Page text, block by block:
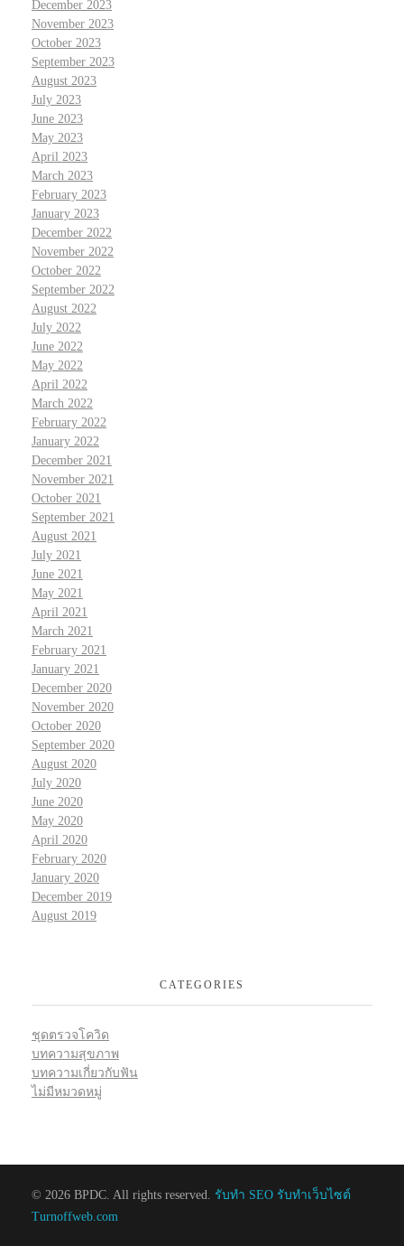
December 2023
November 2023
October 2023
September 2023
August 2023
July 2023
June 2023
May 2023
April 2023
March 2023
February 2023
January 2023
December 2022
November 2022
October 2022
September 2022
August 2022
July 2022
June 2022
May 2022
April 2022
March 2022
February 2022
January 2022
December 2021
November 2021
October 2021
September 2021
August 2021
July 2021
June 2021
May 2021
April 2021
March 2021
February 2021
January 2021
December 2020
November 2020
October 2020
September 2020
August 2020
July 2020
June 2020
May 2020
April 2020
February 2020
January 2020
December 2019
August 2019
CATEGORIES
ชุดตรวจโควิด
บทความสุขภาพ
บทความเกี่ยวกับฟัน
ไม่มีหมวดหมู่
© 2026 BPDC. All rights reserved. รับทำ SEO รับทำเว็บไซต์
Turnoffweb.com